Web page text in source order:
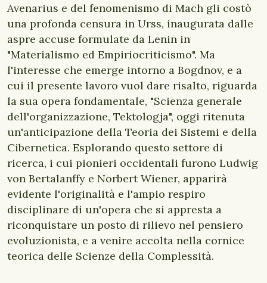
Avenarius e del fenomenismo di Mach gli costò
una profonda censura in Urss, inaugurata dalle
aspre accuse formulate da Lenin in
"Materialismo ed Empiriocriticismo". Ma
l'interesse che emerge intorno a Bogdnov, e a
cui il presente lavoro vuol dare risalto, riguarda
la sua opera fondamentale, "Scienza generale
dell'organizzazione, Tektologja", oggi ritenuta
un'anticipazione della Teoria dei Sistemi e della
Cibernetica. Esplorando questo settore di
ricerca, i cui pionieri occidentali furono Ludwig
von Bertalanffy e Norbert Wiener, apparirà
evidente l'originalità e l'ampio respiro
disciplinare di un'opera che si appresta a
riconquistare un posto di rilievo nel pensiero
evoluzionista, e a venire accolta nella cornice
teorica delle Scienze della Complessità.